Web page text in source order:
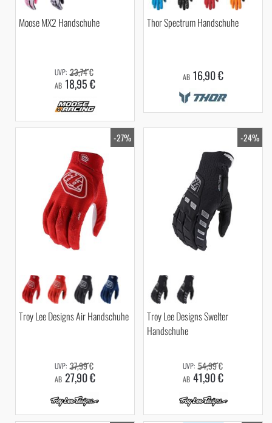
Moose MX2 Handschuhe
AB 18,95 €
23,74 €
Thor Spectrum Handschuhe
AB 16,90 €
-27%
Troy Lee Designs Air Handschuhe
AB 27,90 €
37,99 €
-24%
Troy Lee Designs Swelter
Handschuhe
AB 41,90 €
54,99 €